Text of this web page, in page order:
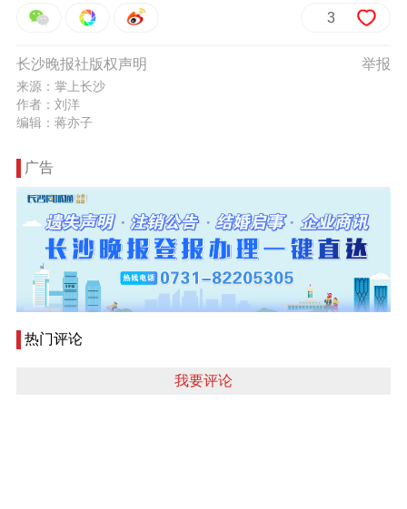
3
举报
长沙晚报社版权声明
来源：掌上长沙
作者：刘洋
编辑：蒋亦子
广告
热门评论
我要评论